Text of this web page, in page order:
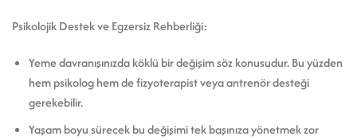
Psikolojik Destek ve Egzersiz Rehberliği:
Yeme davranışınızda köklü bir değişim söz konusudur. Bu yüzden
hem psikolog hem de fizyoterapist veya antrenör desteği
gerekebilir.
Yaşam boyu sürecek bu değişimi tek başınıza yönetmek zor